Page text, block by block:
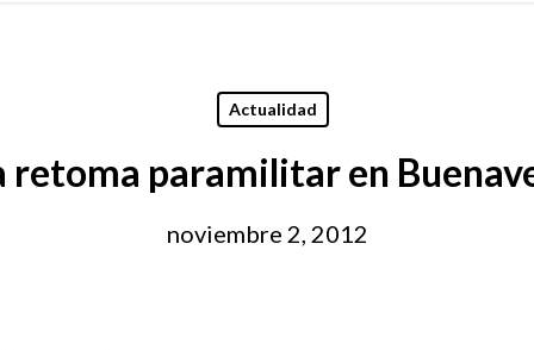
Actualidad
retoma paramilitar en
noviembre 2, 2012